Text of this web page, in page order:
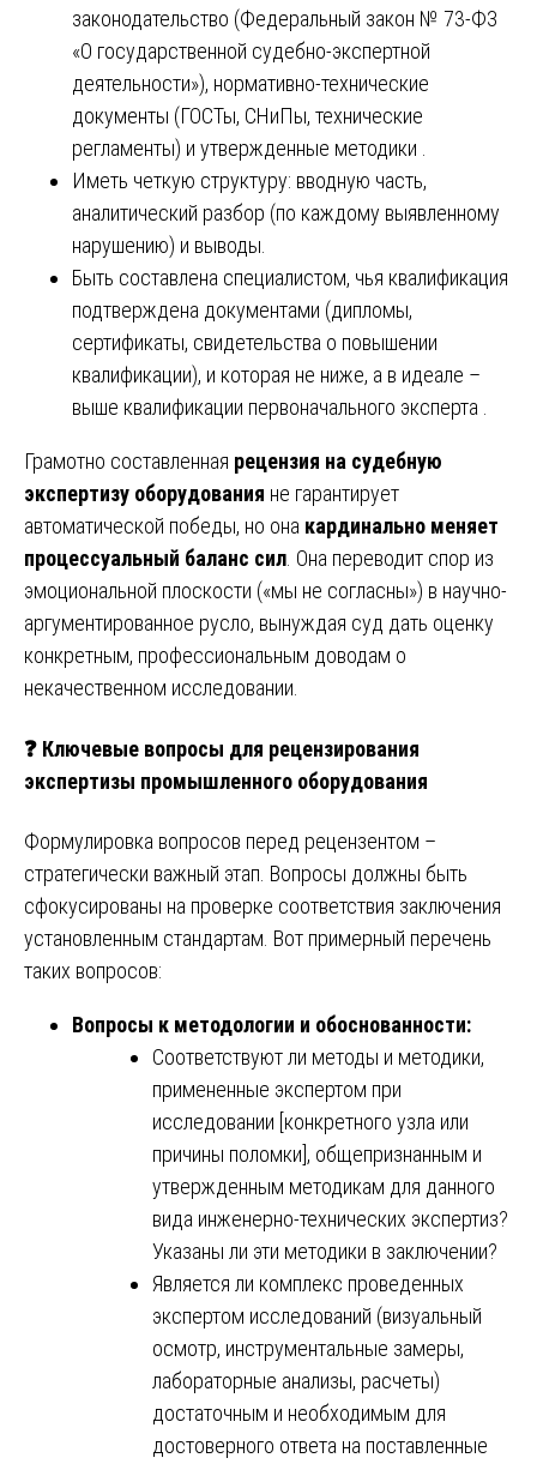
законодательство (Федеральный закон № 73-ФЗ
«О государственной судебно-экспертной
деятельности»), нормативно-технические
документы (ГОСТы, СНиПы, технические
регламенты) и утвержденные методики .
Иметь четкую структуру: вводную часть,
аналитический разбор (по каждому выявленному
нарушению) и выводы.
Быть составлена специалистом, чья квалификация
подтверждена документами (дипломы,
сертификаты, свидетельства о повышении
квалификации), и которая не ниже, а в идеале –
выше квалификации первоначального эксперта .
Грамотно составленная рецензия на судебную
экспертизу оборудования не гарантирует
автоматической победы, но она кардинально меняет
процессуальный баланс сил . Она переводит спор из
эмоциональной плоскости («мы не согласны») в научно-
аргументированное русло, вынуждая суд дать оценку
конкретным, профессиональным доводам о
некачественном исследовании.
❓ Ключевые вопросы для рецензирования
экспертизы промышленного оборудования
Формулировка вопросов перед рецензентом –
стратегически важный этап. Вопросы должны быть
сфокусированы на проверке соответствия заключения
установленным стандартам. Вот примерный перечень
таких вопросов:
Вопросы к методологии и обоснованности:
Соответствуют ли методы и методики,
примененные экспертом при
исследовании [конкретного узла или
причины поломки], общепризнанным и
утвержденным методикам для данного
вида инженерно-технических экспертиз?
Указаны ли эти методики в заключении?
Является ли комплекс проведенных
экспертом исследований (визуальный
осмотр, инструментальные замеры,
лабораторные анализы, расчеты)
достаточным и необходимым для
достоверного ответа на поставленные